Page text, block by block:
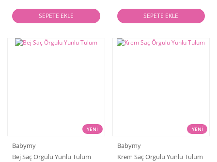
SEPETE EKLE SEPETE EKLE
YENİ
Babymy
Bej Saç Örgülü Yünlü Tulum
YENİ
Babymy
Krem Saç Örgülü Yünlü Tulum